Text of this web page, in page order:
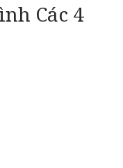
Các 4